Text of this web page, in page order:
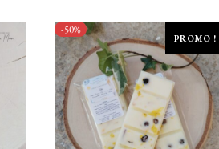
PROMO !
-50%